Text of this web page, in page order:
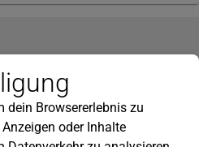
und mehr findest du in
dein Browsererlebnis zu
oder Inhalte